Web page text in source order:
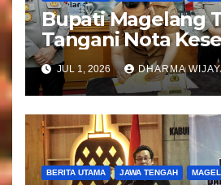
Bupati Magelang
Tangani Nota
Pengalihan
Regident Di
Bandongan
JUL 1, 2026 DHARMA
BERITA UTAMA JAWA TENGAH